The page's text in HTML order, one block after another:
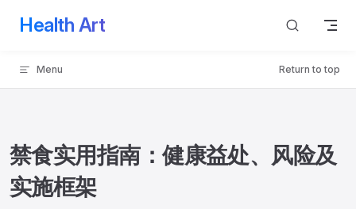
Skip to content
Health Art
Menu Return to top
禁食实用指南：健康益处、风险及
实施框架